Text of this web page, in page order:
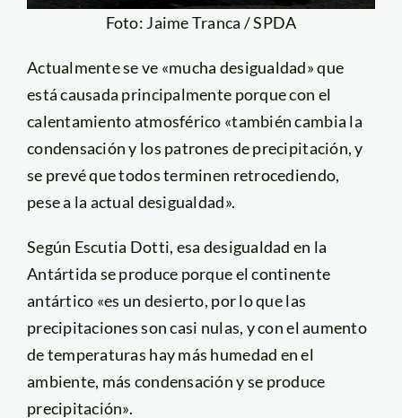
Foto: Jaime Tranca / SPDA
Actualmente se ve «mucha desigualdad» que
está causada principalmente porque con el
calentamiento atmosférico «también cambia la
condensación y los patrones de precipitación, y
se prevé que todos terminen retrocediendo,
pese a la actual desigualdad».
Según Escutia Dotti, esa desigualdad en la
Antártida se produce porque el continente
antártico «es un desierto, por lo que las
precipitaciones son casi nulas, y con el aumento
de temperaturas hay más humedad en el
ambiente, más condensación y se produce
precipitación».